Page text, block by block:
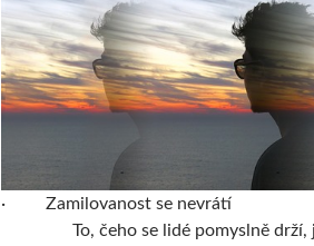
· Zamilovanost se nevrátí
To, čeho se lidé pomyslně drží, je